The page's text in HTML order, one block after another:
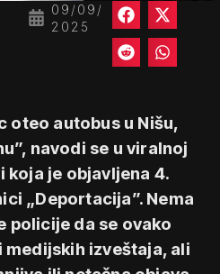
09/09/
2025
oteo autobus u Nišu,
navodi se u viralnoj
koja je objavljena 4.
„Deportacija”. Nema
policije da se ovako
izveštaja, ali